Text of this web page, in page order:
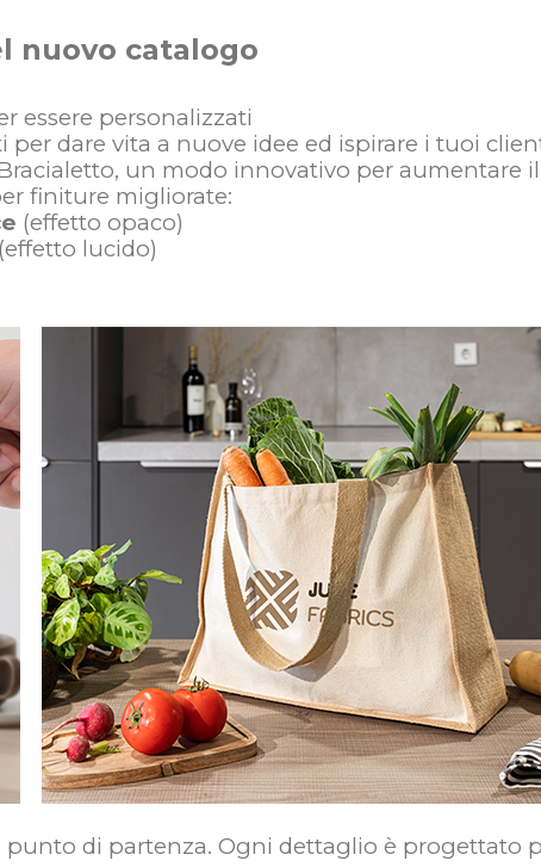
nuovo catalogo
essere personalizzati
per dare vita a nuove idee ed ispirare i tuoi
un modo innovativo per aumentare
finiture migliorate:
(effetto opaco)
(effetto lucido)
di partenza. Ogni dettaglio è progettato